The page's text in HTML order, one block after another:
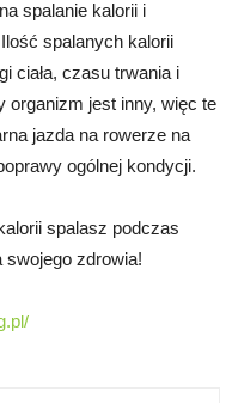
spalanie kalorii i
spalanych kalorii
ciała, czasu trwania i
organizm jest inny, więc te
jazda na rowerze na
ogólnej kondycji.
spalasz podczas
zdrowia!